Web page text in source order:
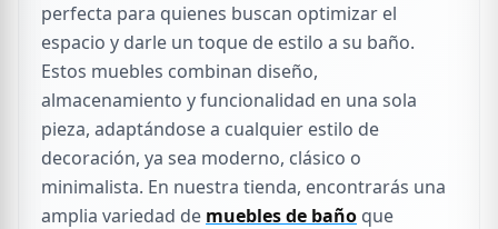
perfecta para quienes buscan optimizar el
espacio y darle un toque de estilo a su baño.
Estos muebles combinan diseño,
almacenamiento y funcionalidad en una sola
pieza, adaptándose a cualquier estilo de
decoración, ya sea moderno, clásico o
minimalista. En nuestra tienda, encontrarás una
amplia variedad de muebles de baño que